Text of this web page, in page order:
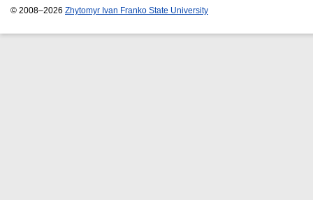
© 2008–2026 Zhytomyr Ivan Franko State University